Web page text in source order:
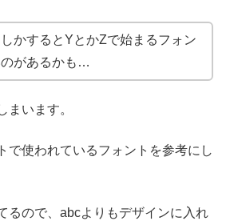
かするとYとかZで始まるフォン
のがあるかも…
まいます。
で使われているフォントを参考にし
るので、abcよりもデザインに入れ